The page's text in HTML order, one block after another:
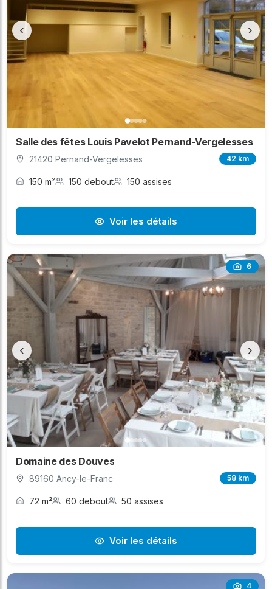
‹ ›
Salle des fêtes Louis Pavelot Pernand-Vergelesses
21420 Pernand-Vergelesses 42 km
150 m² 150 debout 150 assises
Voir les détails
6
‹ ›
Domaine des Douves
89160 Ancy-le-Franc 58 km
72 m² 60 debout 50 assises
Voir les détails
4